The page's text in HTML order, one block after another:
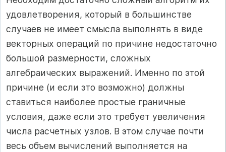
удовлетворения, который в большинстве
случаев не имеет смысла выполнять в виде
векторных операций по причине недостаточно
большой размерности, сложных
алгебраических выражений. Именно по этой
причине (и если это возможно) должны
ставиться наиболее простые граничные
условия, даже если это требует увеличения
числа расчетных узлов. В этом случае почти
весь объем вычислений выполняется на